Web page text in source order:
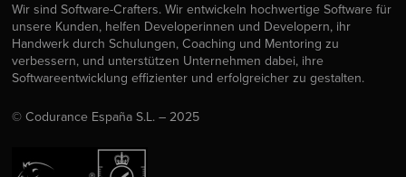
Wir sind Software-Crafters. Wir entwickeln hochwertige Software für
unsere Kunden, helfen Developerinnen und Developern, ihr
Handwerk durch Schulungen, Coaching und Mentoring zu
verbessern, und unterstützen Unternehmen dabei, ihre
Softwareentwicklung effizienter und erfolgreicher zu gestalten.
© Codurance España S.L. – 2025